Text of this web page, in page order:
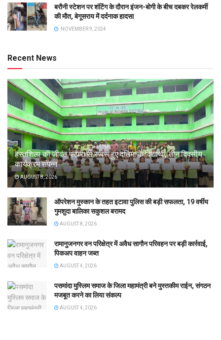
बरौनी स्टेशन पर शंटिंग के दौरान इंजन-बोगी के बीच दबकर रेलकर्मी
की मौत, बेगूसराय में दर्दनाक हादसा
NOVEMBER 9, 2024
Recent News
हस्तशिल्प की जीवंत परंपरा से रूबरू हुए दतिमा के विद्यार्थी, तीन दिवसीय
कार्यक्रम संपन्न
AUGUST 8, 2026
ऑपरेशन मुस्कान के तहत इटावा पुलिस की बड़ी सफलता, 19 वर्षीय
गुमशुदा बालिका सकुशल बरामद
AUGUST 8, 2026
रामानुजनगर वन परिक्षेत्र में अवैध सागौन परिवहन पर बड़ी कार्रवाई,
पिकअप वाहन जब्त
AUGUST 4, 2026
पसमांदा मुस्लिम समाज के जिला महामंत्री बने मुस्तकीम राईन, संगठन
मजबूत करने का लिया संकल्प
AUGUST 4, 2026